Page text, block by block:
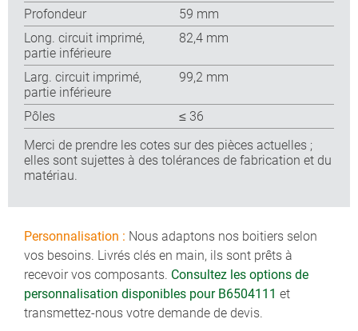
Profondeur
59 mm
Long. circuit imprimé,
partie inférieure
82,4 mm
Larg. circuit imprimé,
partie inférieure
99,2 mm
Pôles
≤ 36
Merci de prendre les cotes sur des pièces actuelles ;
elles sont sujettes à des tolérances de fabrication et du
matériau.
Personnalisation : Nous adaptons nos boitiers selon
vos besoins. Livrés clés en main, ils sont prêts à
recevoir vos composants. Consultez les options de
personnalisation disponibles pour B6504111 et
transmettez-nous votre demande de devis.